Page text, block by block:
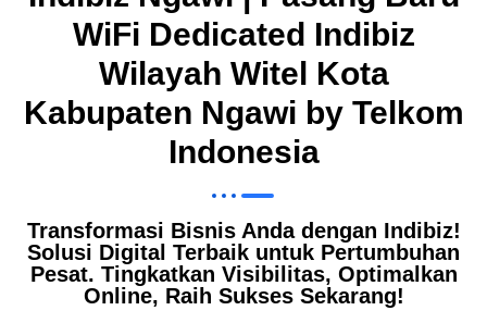
WiFi Dedicated Indibiz
Wilayah Witel Kota
Kabupaten Ngawi by Telkom
Indonesia
Transformasi Bisnis Anda dengan Indibiz!
Solusi Digital Terbaik untuk Pertumbuhan
Pesat. Tingkatkan Visibilitas, Optimalkan
Online, Raih Sukses Sekarang!